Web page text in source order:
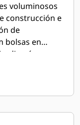
voluminosos
construcción e
de
bolsas en